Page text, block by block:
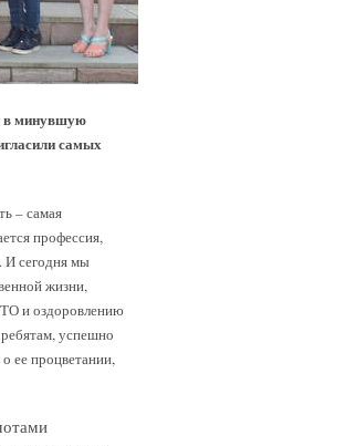
в минувшую
самых
– самая
профессия,
И сегодня мы
жизни,
и оздоровлению
успешно
ее процветании,